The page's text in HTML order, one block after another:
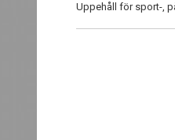
Uppehåll för sport-,